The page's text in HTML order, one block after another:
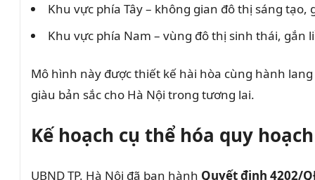
Khu vực phía Tây – không gian đô thị sáng tạo,
Khu vực phía Nam – vùng đô thị sinh thái, gắn
Mô hình này được thiết kế hài hòa cùng hành
giàu bản sắc cho Hà Nội trong tương lai.
Kế hoạch cụ thể hóa quy
UBND TP. Hà Nội đã ban hành Quyết định 4202/